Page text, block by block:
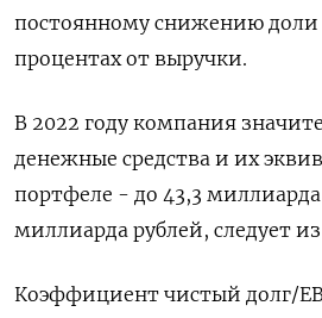
постоянному снижению доли
процентах от выручки.
В 2022 году компания
денежные средства и их
портфеле - до 43,3 миллиарда
миллиарда рублей, следует
Коэффициент чистый долг/